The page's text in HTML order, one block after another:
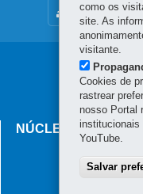
MAPA DO SITE
principal
NÚCLEO
87.701-000
como os
site. As
visitante.
Cookies de
rastrear
nosso Portal
institucionais
YouTube.
Salvar